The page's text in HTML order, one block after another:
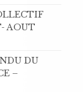
AOUT
DU
–